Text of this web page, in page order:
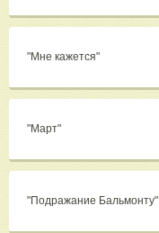
"Мне кажется"
"Март"
"Подражание Бальмонту"